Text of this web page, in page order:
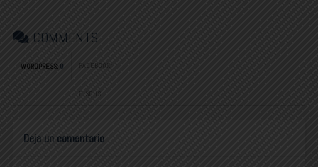
COMMENTS
WORDPRESS: 0 FACEBOOK:
DISQUS:
Deja un comentario